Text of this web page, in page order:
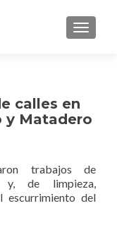
calles en
y Matadero
trabajos de
y, de limpieza,
escurrimiento del